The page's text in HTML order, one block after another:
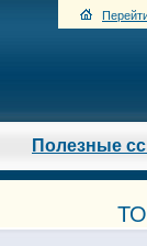
Полезные